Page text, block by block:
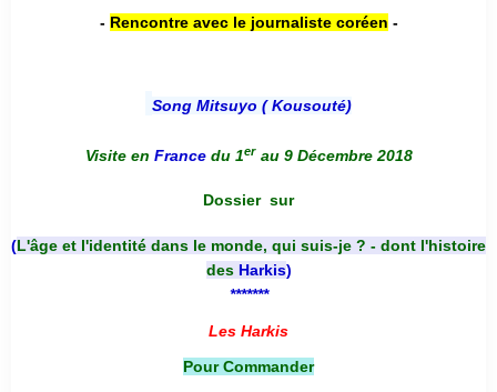
- Rencontre avec le journaliste coréen -
Song Mitsuyo ( Kousouté)
Visite en France du 1er au 9 Décembre 2018
Dossier sur
(L'âge et l'identité dans le monde, qui suis-je ? - dont l'histoire
des Harkis)
*******
Les Harkis
Pour Commander